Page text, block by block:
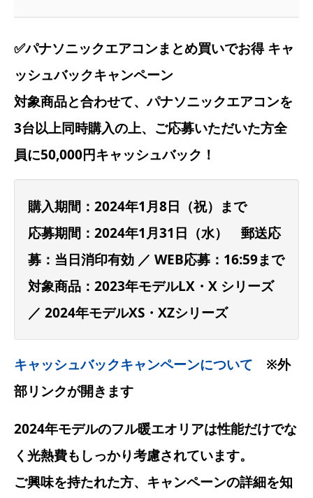
✅パナソニックエアコンまとめ買いでお得 キャ
ッシュバックキャンペーン
対象商品と合わせて、パナソニックエアコンを
3台以上同時購入の上、ご応募いただいた方全
員に50,000円キャッシュバック！
購入期間：2024年1月8日（祝）まで
応募期間：2024年1月31日（水） 郵送応
募：当日消印有効 ／ WEB応募：16:59まで
対象商品：2023年モデルLX・X シリーズ
／ 2024年モデルXS・XZシリーズ
キャッシュバックキャンペーンについて ※外
部リンクが開きます
2024年モデルのフル暖エオリアは性能だけでな
く光熱費もしっかり考慮されています。
ご興味を持たれた方、キャンペーンの詳細を知